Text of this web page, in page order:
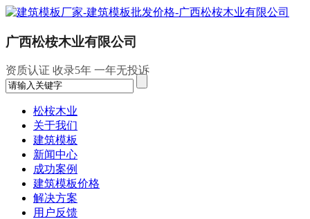
广西松桉木业有限公司
资质认证 收录5年 一年无投诉
松桉木业
关于我们
建筑模板
新闻中心
成功案例
建筑模板价格
解决方案
用户反馈